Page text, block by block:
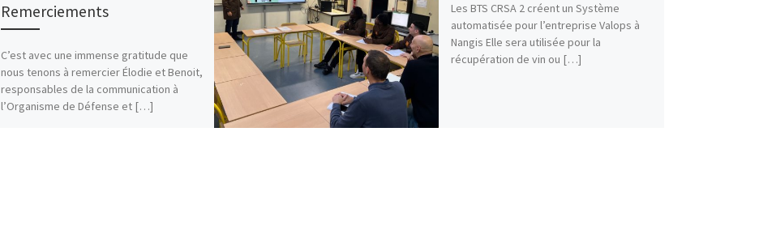
Remerciements
C’est avec une immense gratitude que
nous tenons à remercier Élodie et Benoit,
responsables de la communication à
l’Organisme de Défense et […]
Les BTS CRSA 2 créent un Système
automatisée pour l’entreprise Valops à
Nangis Elle sera utilisée pour la
récupération de vin ou […]